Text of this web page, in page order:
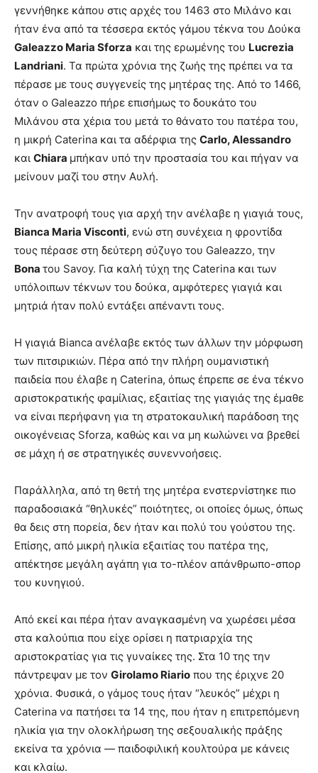
γεννήθηκε κάπου στις αρχές του 1463 στο Μιλάνο και
ήταν ένα από τα τέσσερα εκτός γάμου τέκνα του Δούκα
Galeazzo Maria Sforza και της ερωμένης του Lucrezia
Landriani. Τα πρώτα χρόνια της ζωής της πρέπει να τα
πέρασε με τους συγγενείς της μητέρας της. Από το 1466,
όταν ο Galeazzo πήρε επισήμως το δουκάτο του
Μιλάνου στα χέρια του μετά το θάνατο του πατέρα του,
η μικρή Caterina και τα αδέρφια της Carlo, Alessandro
και Chiara μπήκαν υπό την προστασία του και πήγαν να
μείνουν μαζί του στην Αυλή.
Την ανατροφή τους για αρχή την ανέλαβε η γιαγιά τους,
Bianca Maria Visconti, ενώ στη συνέχεια η φροντίδα
τους πέρασε στη δεύτερη σύζυγο του Galeazzo, την
Bona του Savoy. Για καλή τύχη της Caterina και των
υπόλοιπων τέκνων του δούκα, αμφότερες γιαγιά και
μητριά ήταν πολύ εντάξει απέναντι τους.
Η γιαγιά Bianca ανέλαβε εκτός των άλλων την μόρφωση
των πιτσιρικιών. Πέρα από την πλήρη ουμανιστική
παιδεία που έλαβε η Caterina, όπως έπρεπε σε ένα τέκνο
αριστοκρατικής φαμίλιας, εξαιτίας της γιαγιάς της έμαθε
να είναι περήφανη για τη στρατοκαυλική παράδοση της
οικογένειας Sforza, καθώς και να μη κωλώνει να βρεθεί
σε μάχη ή σε στρατηγικές συνεννοήσεις.
Παράλληλα, από τη θετή της μητέρα ενστερνίστηκε πιο
παραδοσιακά “θηλυκές” ποιότητες, οι οποίες όμως, όπως
θα δεις στη πορεία, δεν ήταν και πολύ του γούστου της.
Επίσης, από μικρή ηλικία εξαιτίας του πατέρα της,
απέκτησε μεγάλη αγάπη για το-πλέον απάνθρωπο-σπορ
του κυνηγιού.
Από εκεί και πέρα ήταν αναγκασμένη να χωρέσει μέσα
στα καλούπια που είχε ορίσει η πατριαρχία της
αριστοκρατίας για τις γυναίκες της. Στα 10 της την
πάντρεψαν με τον Girolamo Riario που της έριχνε 20
χρόνια. Φυσικά, ο γάμος τους ήταν “λευκός” μέχρι η
Caterina να πατήσει τα 14 της, που ήταν η επιτρεπόμενη
ηλικία για την ολοκλήρωση της σεξουαλικής πράξης
εκείνα τα χρόνια — παιδοφιλική κουλτούρα με κάνεις
και κλαίω.